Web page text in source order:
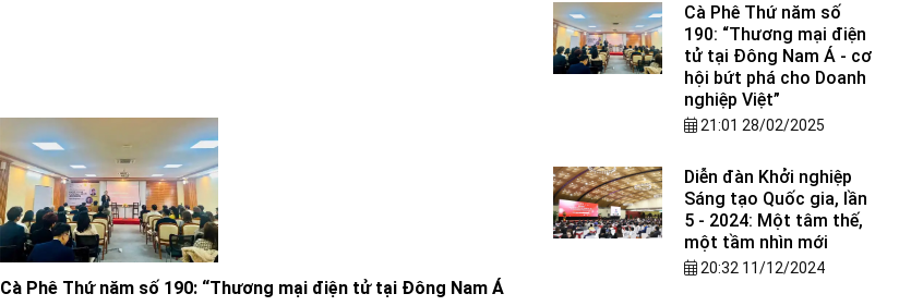
Cà Phê Thứ năm số 190: “Thương mại điện tử tại Đông Nam Á
Cà Phê Thứ năm số
190: “Thương mại điện
tử tại Đông Nam Á - cơ
hội bứt phá cho Doanh
nghiệp Việt”
21:01 28/02/2025
Diễn đàn Khởi nghiệp
Sáng tạo Quốc gia, lần
5 - 2024: Một tâm thế,
một tầm nhìn mới
20:32 11/12/2024